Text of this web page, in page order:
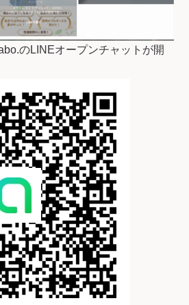
のLINEオープンチャットが開